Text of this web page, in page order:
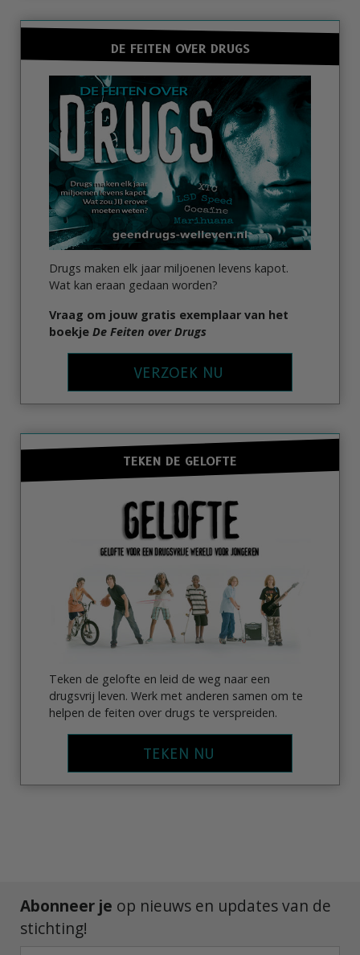
DE FEITEN OVER DRUGS
Drugs maken elk jaar miljoenen levens kapot.
Wat kan eraan gedaan worden?
Vraag om jouw gratis exemplaar van het
boekje De Feiten over Drugs
VERZOEK NU
TEKEN DE GELOFTE
Teken de gelofte en leid de weg naar een
drugsvrij leven. Werk met anderen samen om te
helpen de feiten over drugs te verspreiden.
TEKEN NU
Abonneer je op nieuws en updates van de
stichting!